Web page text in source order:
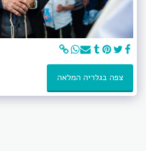
צפה בגלריה המלאה